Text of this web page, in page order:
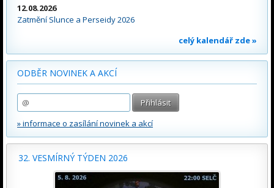
12.08.2026
Zatmění Slunce a Perseidy 2026
celý kalendář zde »
ODBĚR NOVINEK A AKCÍ
» informace o zasílání novinek a akcí
32. VESMÍRNÝ TÝDEN 2026